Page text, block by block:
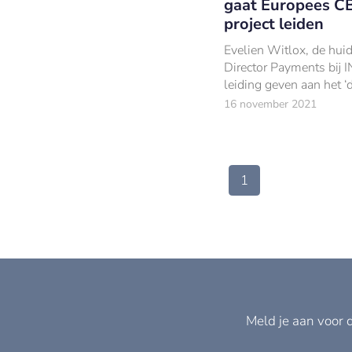
gaat Europees
project leiden
Evelien Witlox, de
Director Payments bij
leiding geven aan het
europrogramma’ van de
16 november 2021
1
Meld je aan voor